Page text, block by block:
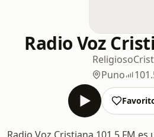
Radio Voz
Religioso
Puno